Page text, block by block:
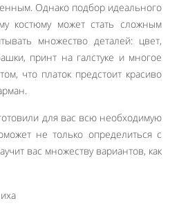
Однако подбор идеального
костюму может стать сложным
множество деталей: цвет,
принт на галстуке и многое
что платок предстоит красиво
для вас всю необходимую
не только определиться с
вас множеству вариантов, как